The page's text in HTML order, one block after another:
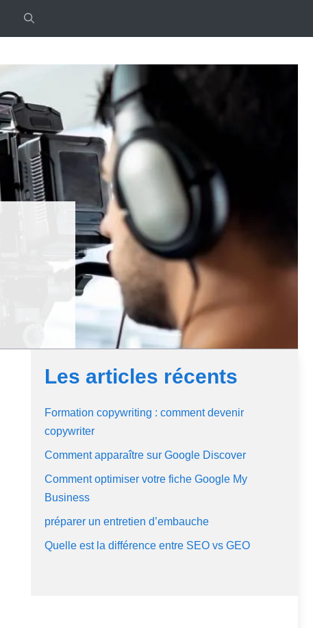
Les articles récents
Formation copywriting : comment devenir
copywriter
Comment apparaître sur Google Discover
Comment optimiser votre fiche Google My
Business
préparer un entretien d’embauche
Quelle est la différence entre SEO vs GEO